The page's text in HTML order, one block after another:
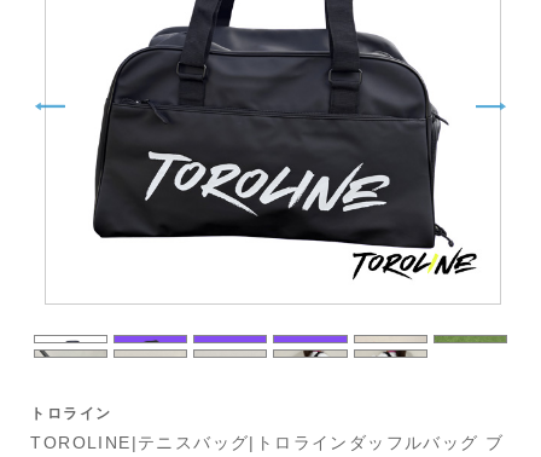
トロライン
TOROLINE|テニスバッグ|トロラインダッフルバッグ ブ